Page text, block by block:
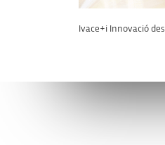
Ivace+i Innovació